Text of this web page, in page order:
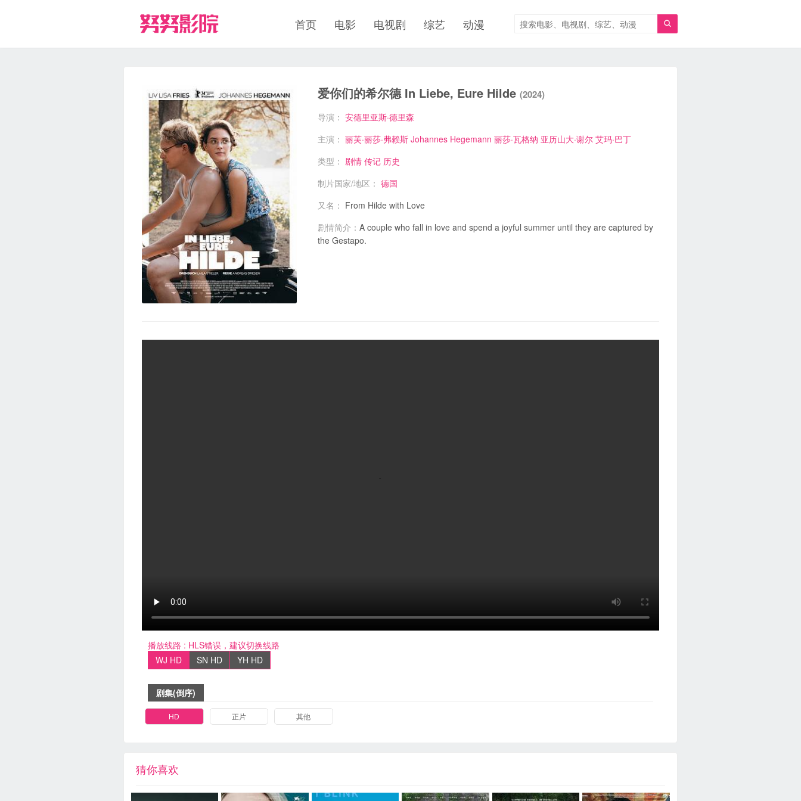

首页 电影 电视剧 综艺 动漫
爱你们的希尔德 In Liebe, Eure Hilde (2024)
导演： 安德里亚斯·德里森
主演： 丽芙·丽莎·弗赖斯 Johannes Hegemann 丽莎·瓦格纳 亚历山大·谢尔 艾玛·巴丁
类型： 剧情 传记 历史
制片国家/地区： 德国
又名： From Hilde with Love
剧情简介： A couple who fall in love and spend a joyful summer until they are captured by
the Gestapo.
播放线路 : HLS错误，建议切换线路
WJ HD
SN HD YH HD
剧集(倒序)
HD 正片 其他
猜你喜欢